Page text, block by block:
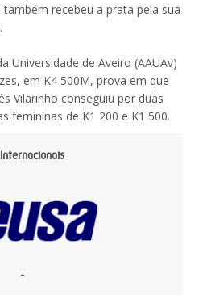
recebeu a prata pela sua
Universidade de Aveiro (AAUAv)
em K4 500M, prova em que
Vilarinho conseguiu por duas
femininas de K1 200 e K1 500.
-